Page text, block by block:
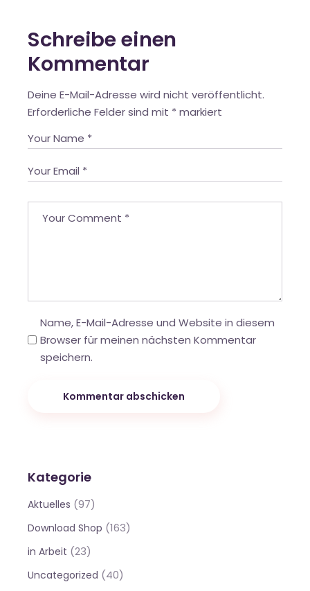
Schreibe einen
Kommentar
Deine E-Mail-Adresse wird nicht veröffentlicht.
Erforderliche Felder sind mit * markiert
Name, E-Mail-Adresse und Website in diesem
Browser für meinen nächsten Kommentar
speichern.
Kommentar abschicken
Kategorie
Aktuelles (97)
Download Shop (163)
in Arbeit (23)
Uncategorized (40)